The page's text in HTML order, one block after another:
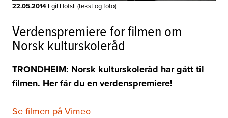
22.05.2014 Egil Hofsli (tekst og foto)
Verdenspremiere for filmen om
Norsk kulturskoleråd
TRONDHEIM: Norsk kulturskoleråd har gått til
filmen. Her får du en verdenspremiere!
Se filmen på Vimeo